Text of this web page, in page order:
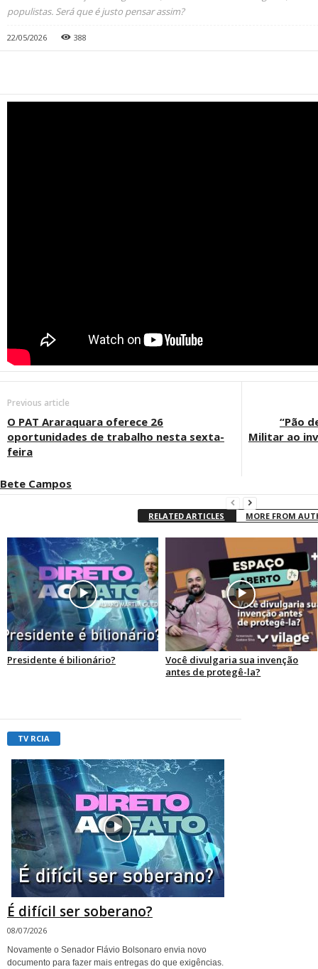
populistas. Será que é justo pensar assim?
22/05/2026 388
Previous article
O PAT Araraquara oferece 26
oportunidades de trabalho nesta sexta-
feira
“Pão
Militar ao
Bete Campos
RELATED ARTICLES MORE FROM
Presidente é bilionário?
Você divulgaria sua invenção
antes de protegê-la?
TV RCIA
É difícil ser soberano?
08/07/2026
Novamente o Senador Flávio Bolsonaro envia novo
documento para fazer mais entregas do que exigências.